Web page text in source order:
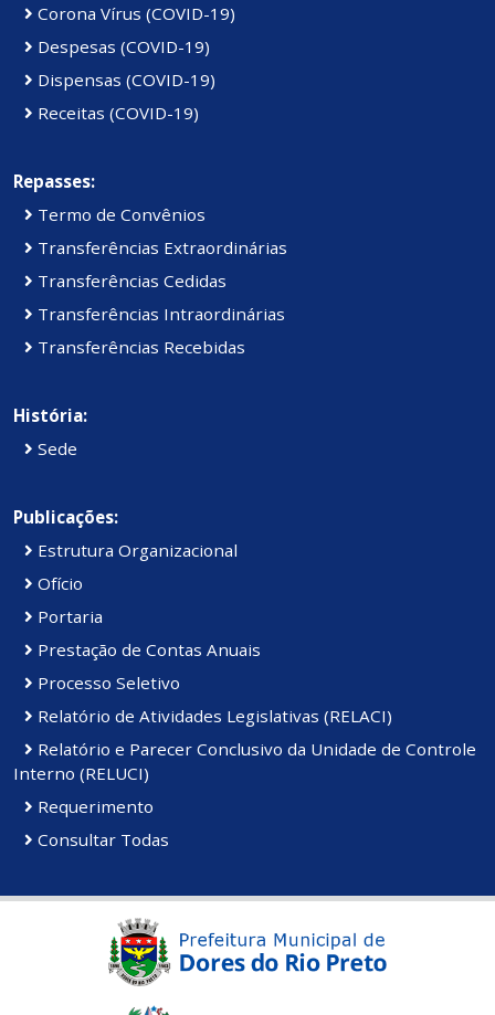
Corona Vírus (COVID-19)
Despesas (COVID-19)
Dispensas (COVID-19)
Receitas (COVID-19)
Repasses:
Termo de Convênios
Transferências Extraordinárias
Transferências Cedidas
Transferências Intraordinárias
Transferências Recebidas
História:
Sede
Publicações:
Estrutura Organizacional
Ofício
Portaria
Prestação de Contas Anuais
Processo Seletivo
Relatório de Atividades Legislativas (RELACI)
Relatório e Parecer Conclusivo da Unidade de Controle
Interno (RELUCI)
Requerimento
Consultar Todas